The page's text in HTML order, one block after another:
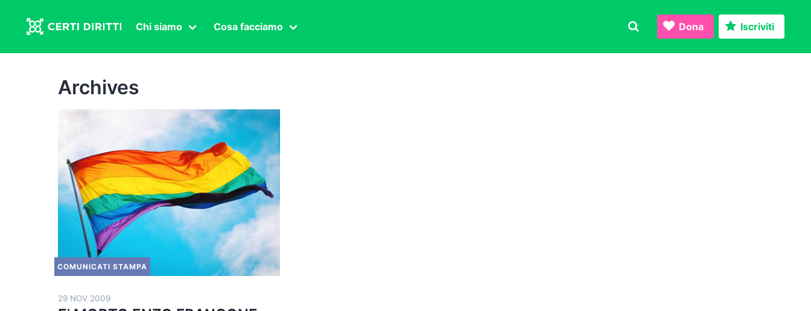
Chi siamo
Congressi
Cosa facciamo
Diritto di famiglia
Lavoro sessuale
Salute sessuale
Transnazionale
Politica
Fuor di Pagina
Dona Iscriviti
Archives
COMUNICATI STAMPA
29 NOV 2009